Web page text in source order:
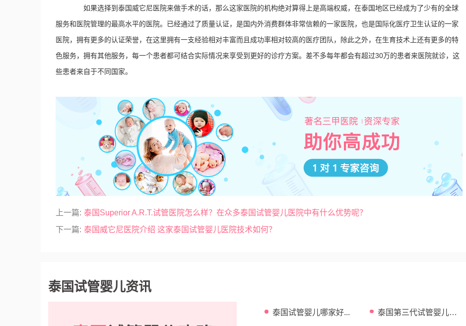
如果选择到泰国威它尼医院来做手术的话，那么这家医院的机构绝对算得上是高端权威，在泰国地区已经成为了少有的全球
服务和医院管理的最高水平的医院。已经通过了质量认证，是国内外消费群体非常信赖的一家医院，也是国际化医疗卫生认证的一家
医院，拥有更多的认证荣誉，在这里拥有一支经验相对丰富而且成功率相对较高的医疗团队，除此之外，在生育技术上还有更多的特
色服务，拥有其他服务，每一个患者都可结合实际情况来享受到更好的诊疗方案。差不多每年都会有超过30万的患者来医院就诊，这
些患者来自于不同国家。
上一篇: 泰国Superior A.R.T.试管医院怎么样？在众多泰国试管婴儿医院中有什么优势呢？
下一篇: 泰国威它尼医院介绍 这家泰国试管婴儿医院技术如何？
泰国试管婴儿资讯
泰国试管婴儿哪家好...
泰国第三代试管婴儿成